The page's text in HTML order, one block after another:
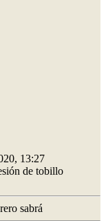
13:27
de tobillo
sabrá